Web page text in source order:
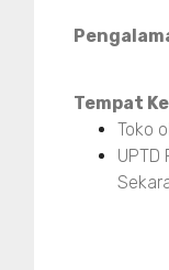
Tempat
Toko